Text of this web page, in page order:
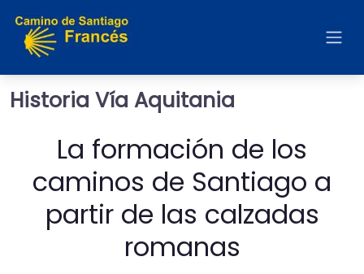
Historia Vía Aquitania
La formación de los
caminos de Santiago a
partir de las calzadas
romanas